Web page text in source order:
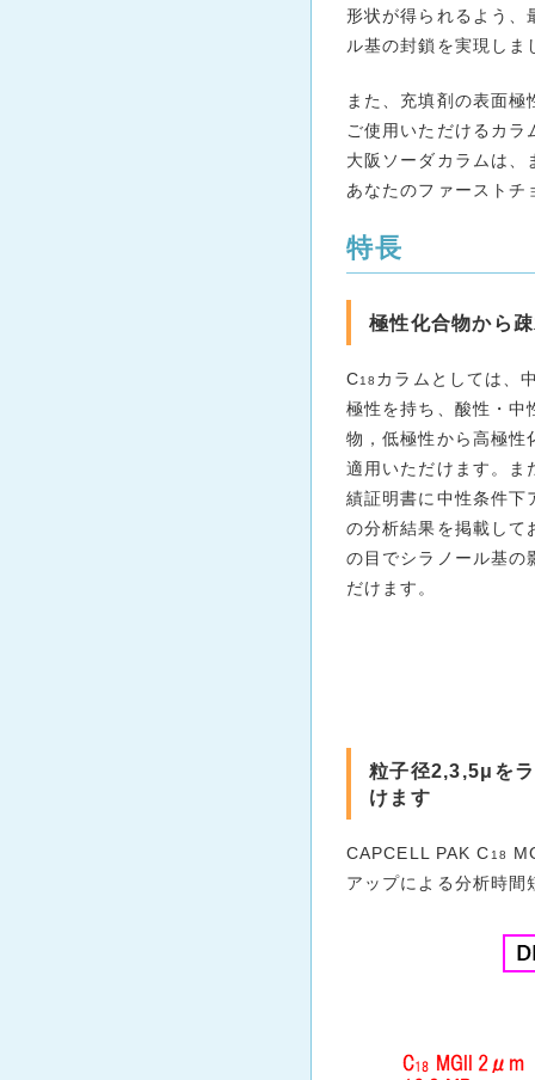
形状が得られるよう
ル基の封鎖を実現しま
また、充填剤の表面
ご使用いただけるカラ
大阪ソーダカラムは
あなたのファースト
特長
極性化合物から
C18 カラムとしては、
極性を持ち、酸性・中
物，低極性から高極性
適用いただけます。
績証明書に中性条件下
の分析結果を掲載して
の目でシラノール基の
だけます。
粒子径2,3,5μを
けます
CAPCELL PAK C18
アップによる分析時間